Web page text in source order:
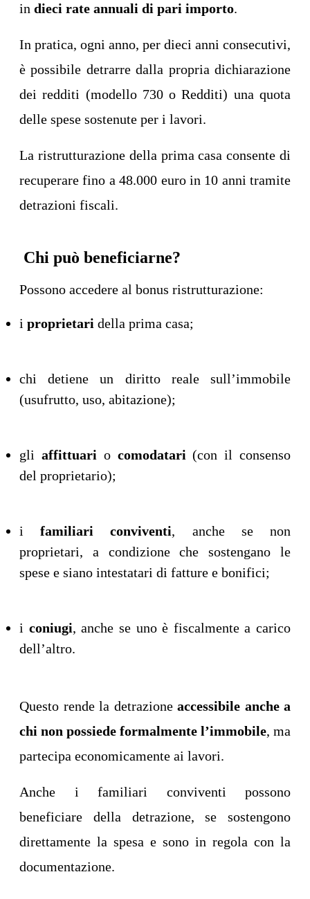
in dieci rate annuali di pari importo.
In pratica, ogni anno, per dieci anni consecutivi,
è possibile detrarre dalla propria dichiarazione
dei redditi (modello 730 o Redditi) una quota
delle spese sostenute per i lavori.
La ristrutturazione della prima casa consente di
recuperare fino a 48.000 euro in 10 anni tramite
detrazioni fiscali.
Chi può beneficiarne?
Possono accedere al bonus ristrutturazione:
i proprietari della prima casa;
chi detiene un diritto reale sull’immobile
(usufrutto, uso, abitazione);
gli affittuari o comodatari (con il consenso
del proprietario);
ifamiliari conviventi, anche se non
proprietari, a condizione che sostengano le
spese e siano intestatari di fatture e bonifici;
i coniugi, anche se uno è fiscalmente a carico
dell’altro.
Questo rende la detrazione accessibile anche a
chi non possiede formalmente l’immobile, ma
partecipa economicamente ai lavori.
Anche i familiari conviventi possono
beneficiare della detrazione, se sostengono
direttamente la spesa e sono in regola con la
documentazione.